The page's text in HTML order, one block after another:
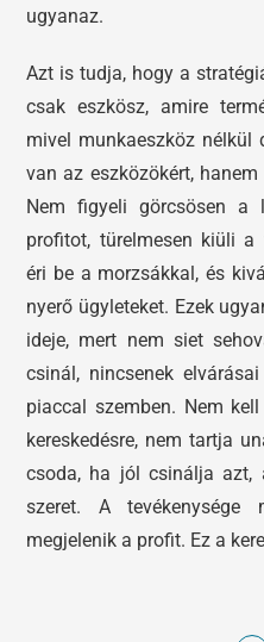
ugyanaz.
Azt is tudja, hogy a
csak eszkösz, amire
mivel munkaeszköz
van az eszközökért,
Nem figyeli görcsösen a
profitot, türelmesen kiüli a
éri be a morzsákkal, és
nyerő ügyleteket. Ezek
ideje, mert nem siet
csinál, nincsenek
piaccal szemben. Nem
kereskedésre, nem tartja
csoda, ha jól csinálja azt,
szeret. A tevékenysége
megjelenik a profit. Ez a